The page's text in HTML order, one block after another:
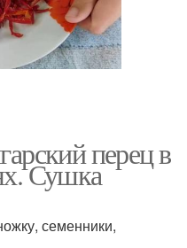
перец в
Сушка
семенники,